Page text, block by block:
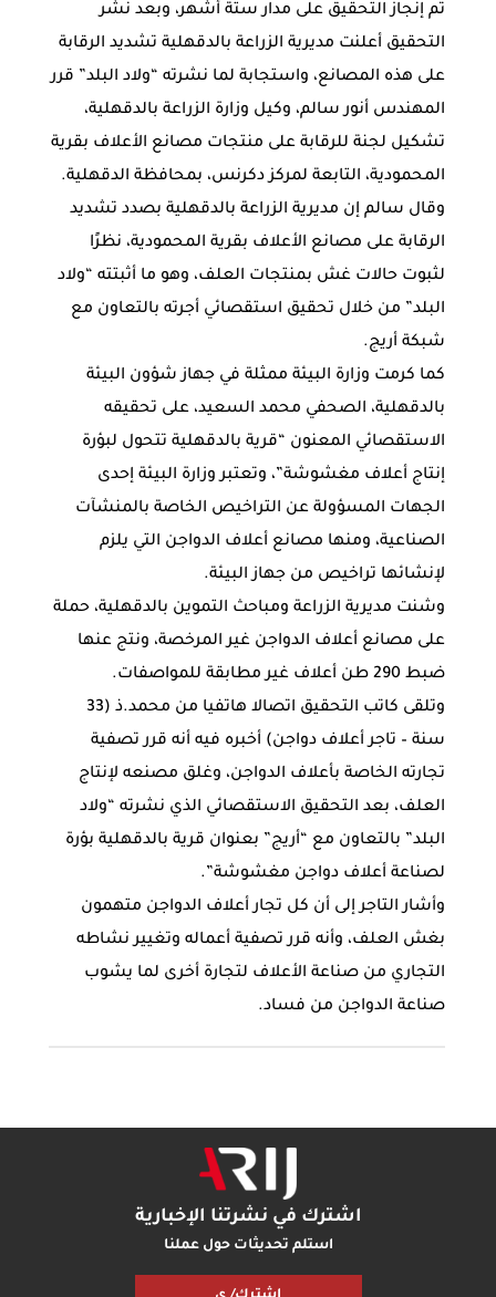
تم إنجاز التحقيق على مدار ستة أشهر، وبعد نشر
التحقيق أعلنت مديرية الزراعة بالدقهلية تشديد الرقابة
على هذه المصانع، واستجابة لما نشرته “ولاد البلد” قرر
المهندس أنور سالم، وكيل وزارة الزراعة بالدقهلية،
تشكيل لجنة للرقابة على منتجات مصانع الأعلاف بقرية
المحمودية، التابعة لمركز دكرنس، بمحافظة الدقهلية.
وقال سالم إن مديرية الزراعة بالدقهلية بصدد تشديد
الرقابة على مصانع الأعلاف بقرية المحمودية، نظرًا
لثبوت حالات غش بمنتجات العلف، وهو ما أثبتته “ولاد
البلد” من خلال تحقيق استقصائي أجرته بالتعاون مع
شبكة أريج.
كما كرمت وزارة البيئة ممثلة في جهاز شؤون البيئة
بالدقهلية، الصحفي محمد السعيد، على تحقيقه
الاستقصائي المعنون “قرية بالدقهلية تتحول لبؤرة
إنتاج أعلاف مغشوشة”، وتعتبر وزارة البيئة إحدى
الجهات المسؤولة عن التراخيص الخاصة بالمنشآت
الصناعية، ومنها مصانع أعلاف الدواجن التي يلزم
لإنشائها تراخيص من جهاز البيئة.
وشنت مديرية الزراعة ومباحث التموين بالدقهلية، حملة
على مصانع أعلاف الدواجن غير المرخصة، ونتج عنها
ضبط 290 طن أعلاف غير مطابقة للمواصفات.
وتلقى كاتب التحقيق اتصالا هاتفيا من محمد.ذ (33
سنة – تاجر أعلاف دواجن) أخبره فيه أنه قرر تصفية
تجارته الخاصة بأعلاف الدواجن، وغلق مصنعه لإنتاج
العلف، بعد التحقيق الاستقصائي الذي نشرته “ولاد
البلد” بالتعاون مع “أريج” بعنوان قرية بالدقهلية بؤرة
لصناعة أعلاف دواجن مغشوشة”.
وأشار التاجر إلى أن كل تجار أعلاف الدواجن متهمون
بغش العلف، وأنه قرر تصفية أعماله وتغيير نشاطه
التجاري من صناعة الأعلاف لتجارة أخرى لما يشوب
صناعة الدواجن من فساد.
اشترك في نشرتنا الإخبارية
استلم تحديثات حول عملنا